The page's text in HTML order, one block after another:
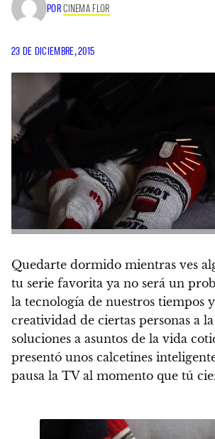
PORCINEMA FLOR
23 DE DICIEMBRE, 2015
Quedarte dormido mientras ves
tu serie favorita ya no será un
la tecnología de nuestros tiempos
creatividad de ciertas personas a
soluciones a asuntos de la vida
presentó unos calcetines
pausa la TVal momento que tú